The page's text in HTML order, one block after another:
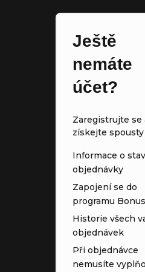
Ještě
nemáte
účet?
Zaregistrujte se
získejte spousty
Informace o
objednávky
Zapojení se do
programu
Historie všech
objednávek
Při objednávce
nemusíte